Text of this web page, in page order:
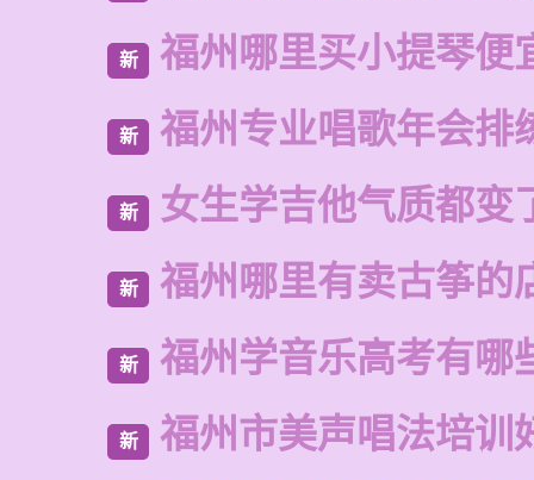
新 福州哪里买小提琴便
新 福州专业唱歌年会排
新 女生学吉他气质都变
新 福州哪里有卖古筝的
新 福州学音乐高考有哪
新 福州市美声唱法培训